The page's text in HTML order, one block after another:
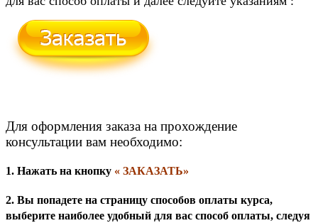
Для оформления заказа на прохождение
консультации вам необходимо:
1. Нажать на кнопку « ЗАКАЗАТЬ»
2. Вы попадете на страницу способов оплаты курса,
выберите наиболее удобный для вас способ оплаты, следуя